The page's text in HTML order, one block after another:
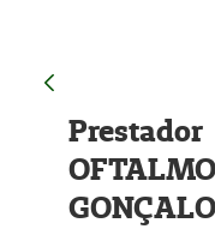
Prestador